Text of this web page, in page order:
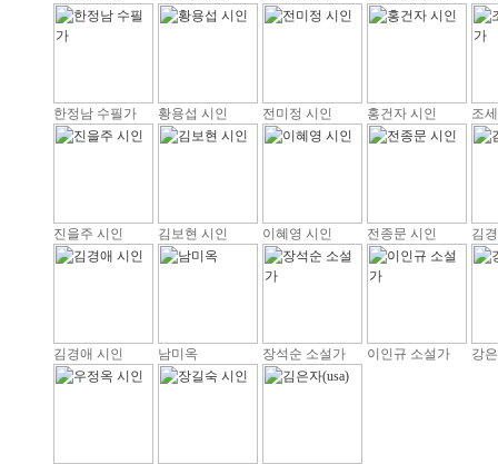
한정남 수필가 황용섭 시인 전미정 시인 홍건자 시인 조
진을주 시인 김보현 시인 이혜영 시인 전종문 시인 김
김경애 시인 남미옥 장석순 소설가 이인규 소설가 강